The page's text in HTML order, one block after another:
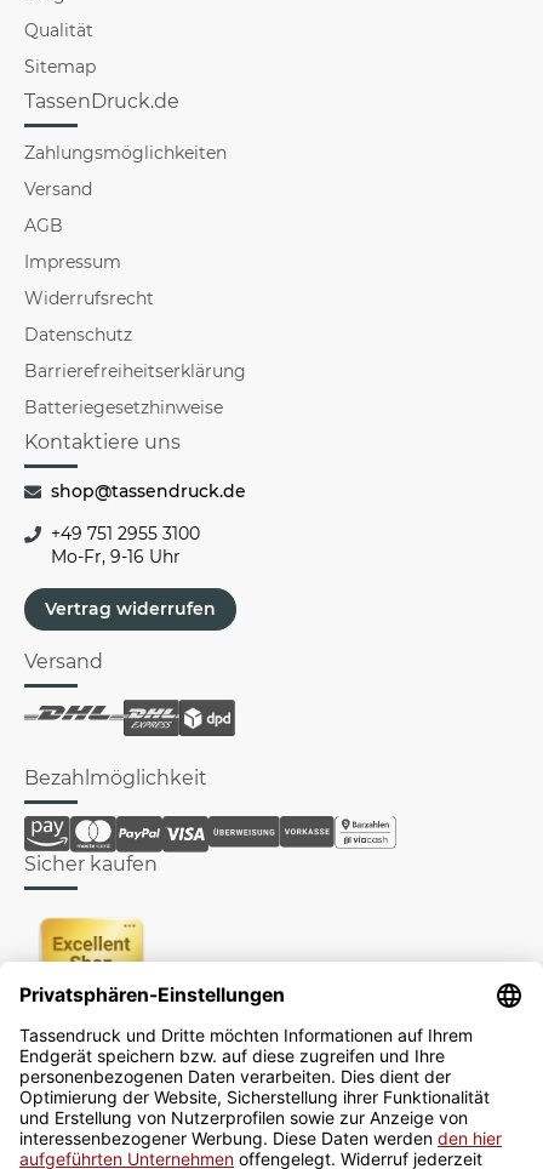
Qualität
Sitemap
TassenDruck.de
Zahlungsmöglichkeiten
Versand
AGB
Impressum
Widerrufsrecht
Datenschutz
Barrierefreiheitserklärung
Batteriegesetzhinweise
Kontaktiere uns
shop@tassendruck.de
+49 751 2955 3100
Mo-Fr, 9-16 Uhr
Vertrag widerrufen
Versand
Bezahlmöglichkeit
Sicher kaufen
Newsletter